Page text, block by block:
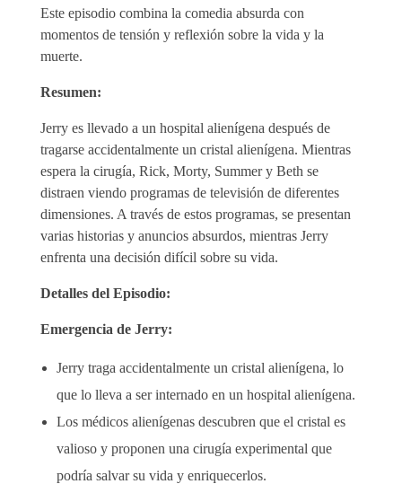
Este episodio combina la comedia absurda con
momentos de tensión y reflexión sobre la vida y la
muerte.
Resumen:
Jerry es llevado a un hospital alienígena después de
tragarse accidentalmente un cristal alienígena. Mientras
espera la cirugía, Rick, Morty, Summer y Beth se
distraen viendo programas de televisión de diferentes
dimensiones. A través de estos programas, se presentan
varias historias y anuncios absurdos, mientras Jerry
enfrenta una decisión difícil sobre su vida.
Detalles del Episodio:
Emergencia de Jerry:
Jerry traga accidentalmente un cristal alienígena, lo
que lo lleva a ser internado en un hospital alienígena.
Los médicos alienígenas descubren que el cristal es
valioso y proponen una cirugía experimental que
podría salvar su vida y enriquecerlos.